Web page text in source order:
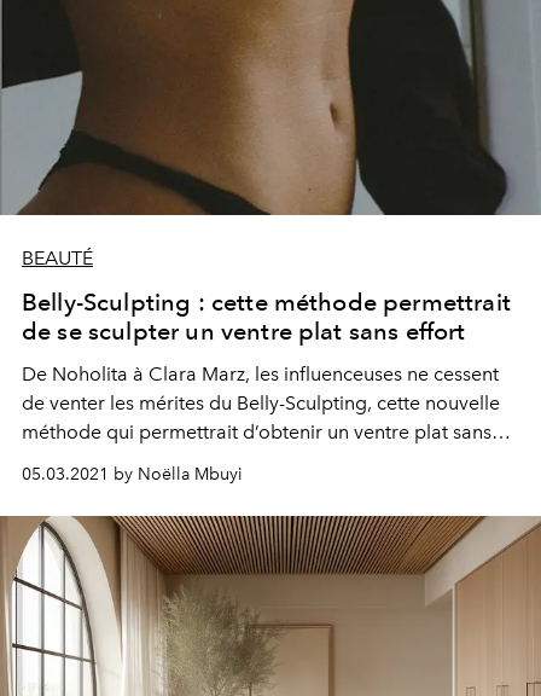
BEAUTÉ
Belly-Sculpting : cette méthode permettrait
de se sculpter un ventre plat sans effort
De Noholita à Clara Marz, les influenceuses ne cessent
de venter les mérites du Belly-Sculpting, cette nouvelle
méthode qui permettrait d’obtenir un ventre plat sans
de cette méthode innovante née de la fusion des
exercices de Stomach Vacuum et du pilate.
05.03.2021 by Noëlla Mbuyi